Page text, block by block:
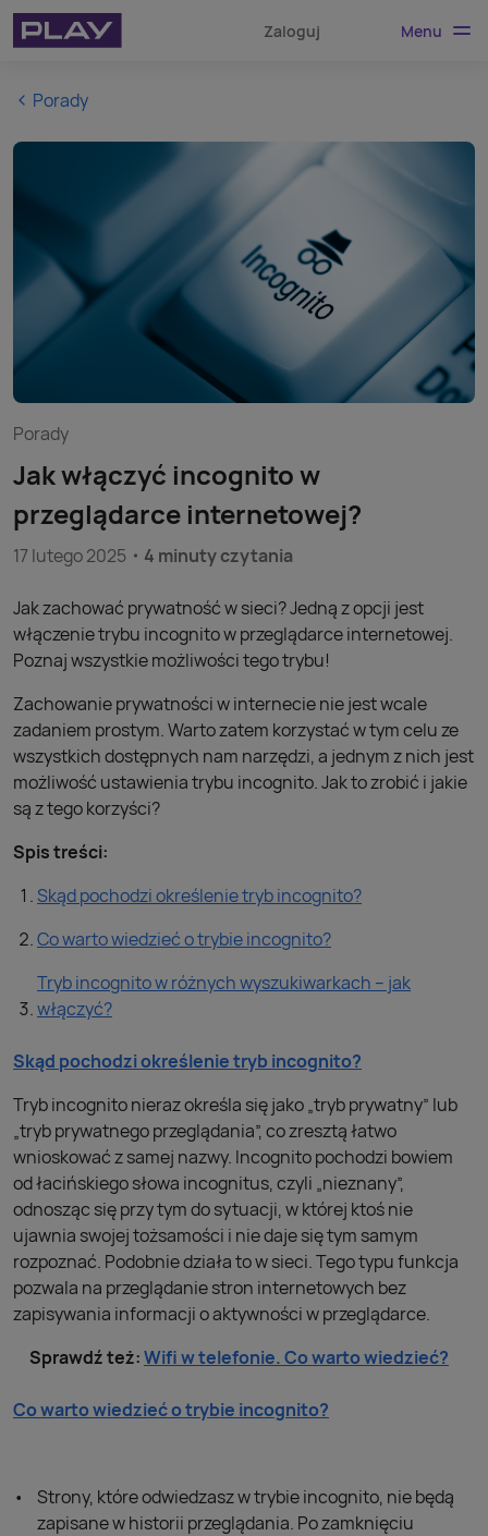
Zaloguj Menu
Porady
Porady
Jak włączyć incognito w
przeglądarce internetowej?
17 lutego 2025 4 minuty czytania
Jak zachować prywatność w sieci? Jedną z opcji jest
włączenie trybu incognito w przeglądarce internetowej.
Poznaj wszystkie możliwości tego trybu!
Zachowanie prywatności w internecie nie jest wcale
zadaniem prostym. Warto zatem korzystać w tym celu ze
wszystkich dostępnych nam narzędzi, a jednym z nich jest
możliwość ustawienia trybu incognito. Jak to zrobić i jakie
są z tego korzyści?
Spis treści:
Skąd pochodzi określenie tryb incognito?
Co warto wiedzieć o trybie incognito?
Tryb incognito w różnych wyszukiwarkach – jak
włączyć?
Skąd pochodzi określenie tryb incognito?
Tryb incognito nieraz określa się jako „tryb prywatny” lub
„tryb prywatnego przeglądania”, co zresztą łatwo
wnioskować z samej nazwy. Incognito pochodzi bowiem
od łacińskiego słowa incognitus, czyli „nieznany”,
odnosząc się przy tym do sytuacji, w której ktoś nie
ujawnia swojej tożsamości i nie daje się tym samym
rozpoznać. Podobnie działa to w sieci. Tego typu funkcja
pozwala na przeglądanie stron internetowych bez
zapisywania informacji o aktywności w przeglądarce.
Sprawdź też:Wifi w telefonie. Co warto wiedzieć?
Co warto wiedzieć o trybie incognito?
Strony, które odwiedzasz w trybie incognito, nie będą
zapisane w historii przeglądania. Po zamknięciu